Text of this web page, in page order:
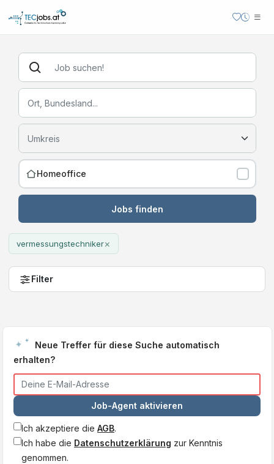
Homeoffice
Jobs finden
vermessungstechniker×
Filter
Neue Treffer für diese Suche automatisch
erhalten?
Job-Agent aktivieren
Ich akzeptiere die AGB.
Ich habe die Datenschutzerklärung zur Kenntnis
genommen.